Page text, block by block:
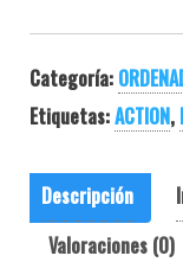
Categoría:
Etiquetas:ACTION,
Descripción
Valoraciones (0)